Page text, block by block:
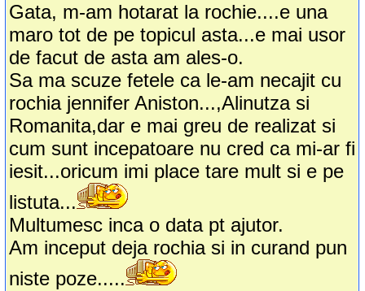
Gata, m-am hotarat la rochie....e una
maro tot de pe topicul asta...e mai usor
de facut de asta am ales-o.
Sa ma scuze fetele ca le-am necajit cu
rochia jennifer Aniston...,Alinutza si
Romanita,dar e mai greu de realizat si
cum sunt incepatoare nu cred ca mi-ar fi
iesit...oricum imi place tare mult si e pe
listuta...
Multumesc inca o data pt ajutor.
Am inceput deja rochia si in curand pun
niste poze.....